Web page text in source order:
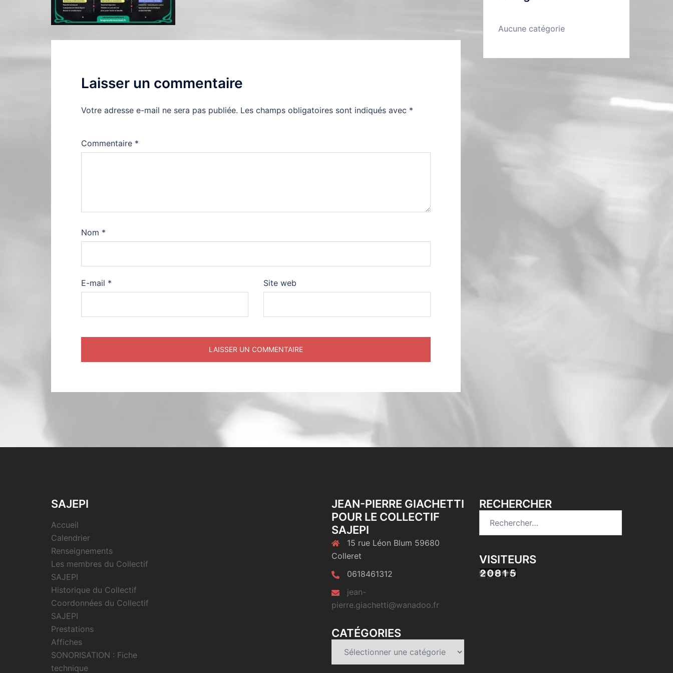
Laisser un commentaire
Votre adresse e-mail ne sera pas publiée. Les champs obligatoires sont indiqués avec *
Commentaire *
Nom *
E-mail * Site web
Aucune catégorie
SAJEPI
Accueil
Calendrier
Renseignements
Les membres du Collectif
SAJEPI
Historique du Collectif
Coordonnées du Collectif
SAJEPI
Prestations
Affiches
SONORISATION : Fiche
technique
JEAN-PIERRE GIACHETTI
POUR LE COLLECTIF
SAJEPI
15 rue Léon Blum 59680
Colleret
0618461312
jean-
pierre.giachetti@wanadoo.fr
CATÉGORIES
RECHERCHER
VISITEURS